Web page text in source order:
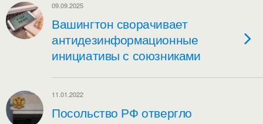
09.09.2025
Вашингтон сворачивает
антидезинформационные
инициативы с союзниками
11.01.2022
Посольство РФ отвергло